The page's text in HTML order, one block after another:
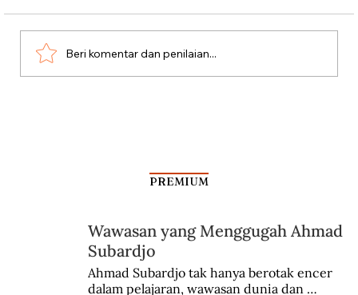
Aksi Koboi Jenderal Moestopo
Beri komentar dan penilaian...
PREMIUM
Wawasan yang Menggugah Ahmad
Subardjo
Ahmad Subardjo tak hanya berotak encer
dalam pelajaran, wawasan dunia dan